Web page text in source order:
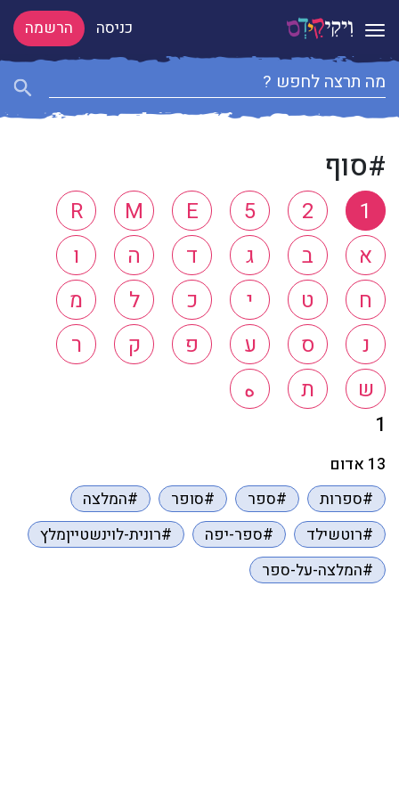
Toggle navigation כניסה הרשמה
#סוף
1
2
5
E
M
R
א
ב ג ד ה
ו
ח
ט י כ ל
מ
נ
ס ע פ ק
ר
ש
ת ه
1
13 אדום
#ספרות
#ספר #סופר
#המלצה
#רוטשילד
#ספר-יפה
#רונית-לוינשטייןמלץ
#המלצה-על-ספר